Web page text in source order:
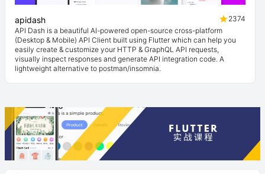
apidash
2374
API Dash is a beautiful AI-powered open-source cross-platform
(Desktop & Mobile) API Client built using Flutter which can help you
easily create & customize your HTTP & GraphQL API requests,
visually inspect responses and generate API integration code. A
lightweight alternative to postman/insomnia.